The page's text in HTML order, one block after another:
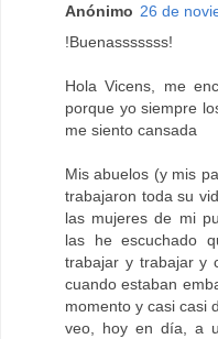
Anónimo 26 de
!Buenasssssss!
Hola Vicens, me
porque yo siempre
me siento cansada
Mis abuelos (y mis
trabajaron toda su
las mujeres de mi
las he escuchado
trabajar y trabajar y
cuando estaban
momento y casi casi
veo, hoy en día, a